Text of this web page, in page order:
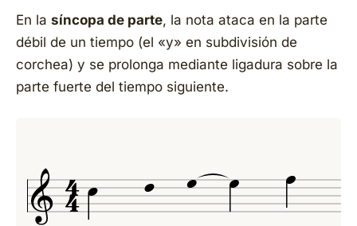
En la síncopa de parte, la nota ataca en la parte
débil de un tiempo (el «y» en subdivisión de
corchea) y se prolonga mediante ligadura sobre la
parte fuerte del tiempo siguiente.